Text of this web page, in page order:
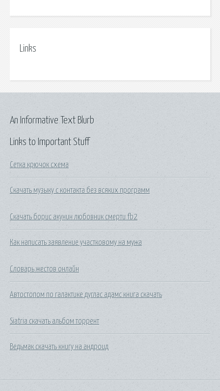
Links
Links to Important Stuff
Сетка крючок схема
Скачать музыку с контакта без всяких программ
Скачать борис акунин любовник смерти fb2
Как написать заявление участковому на мужа
Словарь жестов онлайн
Автостопом по галактике дуглас адамс книга скачать
Siatria скачать альбом торрент
Ведьмак скачать книгу на андроид
An Informative Text Blurb